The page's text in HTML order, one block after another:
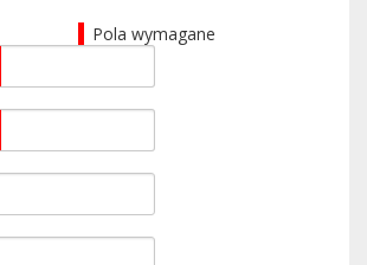
Pola wymagane